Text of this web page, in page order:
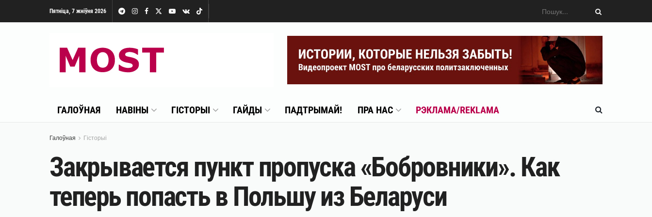
Пятніца, 7 жніўня 2026
ГАЛОЎНАЯ НАВІНЫ ГІСТОРЫІ ГАЙДЫ ПАДТРЫМАЙ! ПРА НАС РЭКЛАМА/REKLAMA
Галоўная Гісторыі
Закрывается пункт пропуска «Бобровники». Как
теперь попасть в Польшу из Беларуси